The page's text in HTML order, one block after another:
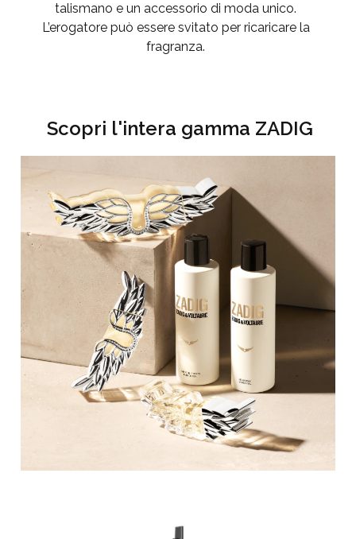
talismano e un accessorio di moda unico.
L’erogatore può essere svitato per ricaricare la
fragranza.
Scopri l'intera gamma ZADIG